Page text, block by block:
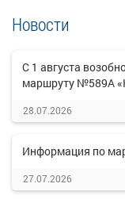
Новости
С 1 августа
маршруту №589А
28.07.2026
Информация по
27.07.2026